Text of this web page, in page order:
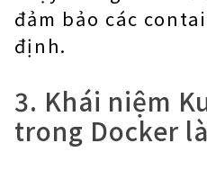
đảm bảo các
định.
3. Khái niệm
trong Docker